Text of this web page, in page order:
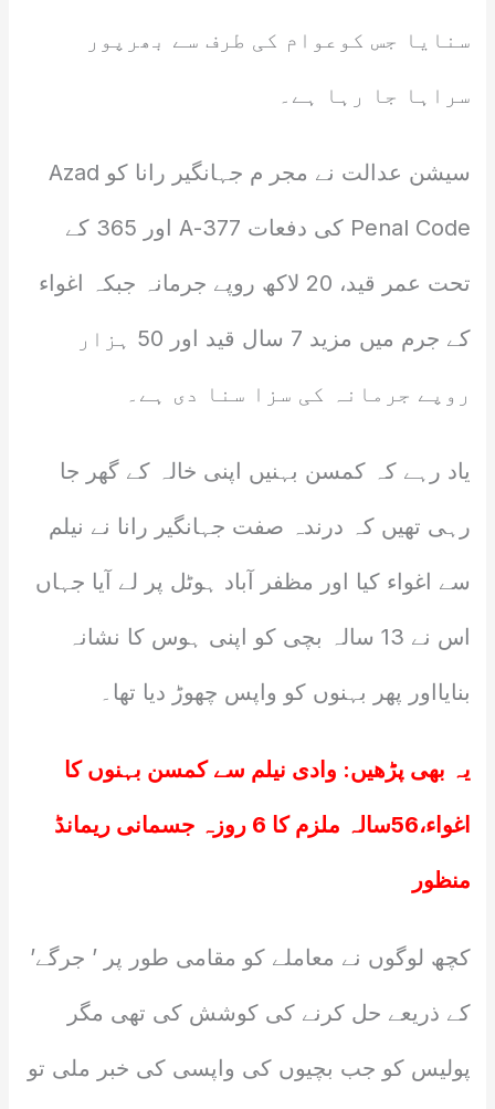
سنایا جس کوعوام کی طرف سے بھرپور
سراہا جا رہا ہے۔
سیشن عدالت نے مجر م جہانگیر رانا کو Azad
Penal Code کی دفعات 377-A اور 365 کے
تحت عمر قید، 20 لاکھ روپے جرمانہ جبکہ اغواء
کے جرم میں مزید 7 سال قید اور 50 ہزار
روپے جرمانہ کی سزا سنا دی ہے۔
یاد رہے کہ کمسن بہنیں اپنی خالہ کے گھر جا
رہی تھیں کہ درندہ صفت جہانگیر رانا نے نیلم
سے اغواء کیا اور مظفر آباد ہوٹل پر لے آیا جہاں
اس نے 13 سالہ بچی کو اپنی ہوس کا نشانہ
بنایااور پھر بہنوں کو واپس چھوڑ دیا تھا۔
یہ بھی پڑھیں: وادی نیلم سے کمسن بہنوں کا
اغواء،56سالہ ملزم کا 6 روزہ جسمانی ریمانڈ
منظور
کچھ لوگوں نے معاملے کو مقامی طور پر ’ جرگے’
کے ذریعے حل کرنے کی کوشش کی تھی مگر
پولیس کو جب بچیوں کی واپسی کی خبر ملی تو